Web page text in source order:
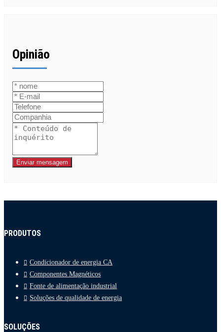
Opinião
Enviar mensagem
PRODUTOS
Condicionador de energia CA
Componentes Magnéticos
Fonte de alimentação industrial
Soluções de qualidade de energia
SOLUÇÕES